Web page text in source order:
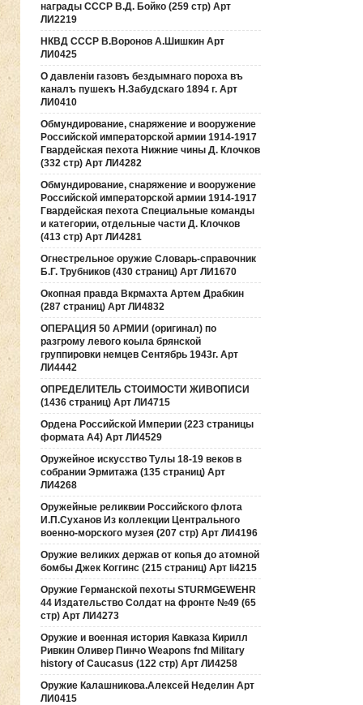
награды СССР В.Д. Бойко (259 стр) Арт
ЛИ2219
НКВД СССР В.Воронов А.Шишкин Арт
ЛИ0425
О давленiи газовъ бездымнаго пороха въ
каналъ пушекъ Н.Забудскаго 1894 г. Арт
ЛИ0410
Обмундирование, снаряжение и вооружение
Российской императорской армии 1914-1917
Гвардейская пехота Нижние чины Д. Клочков
(332 стр) Арт ЛИ4282
Обмундирование, снаряжение и вооружение
Российской императорской армии 1914-1917
Гвардейская пехота Специальные команды
и категории, отдельные части Д. Клочков
(413 стр) Арт ЛИ4281
Огнестрельное оружие Словарь-справочник
Б.Г. Трубников (430 страниц) Арт ЛИ1670
Окопная правда Вкрмахта Артем Драбкин
(287 страниц) Арт ЛИ4832
ОПЕРАЦИЯ 50 АРМИИ (оригинал) по
разгрому левого коыла брянской
группировки немцев Сентябрь 1943г. Арт
ЛИ4442
ОПРЕДЕЛИТЕЛЬ СТОИМОСТИ ЖИВОПИСИ
(1436 страниц) Арт ЛИ4715
Ордена Российской Империи (223 страницы
формата А4) Арт ЛИ4529
Оружейное искусство Тулы 18-19 веков в
собрании Эрмитажа (135 страниц) Арт
ЛИ4268
Оружейные реликвии Российского флота
И.П.Суханов Из коллекции Центрального
военно-морского музея (207 стр) Арт ЛИ4196
Оружие великих держав от копья до атомной
бомбы Джек Коггинс (215 страниц) Арт li4215
Оружие Германской пехоты STURMGEWEHR
44 Издательство Солдат на фронте №49 (65
стр) Арт ЛИ4273
Оружие и военная история Кавказа Кирилл
Ривкин Оливер Пинчо Weapons fnd Military
history of Caucasus (122 стр) Арт ЛИ4258
Оружие Калашникова.Алексей Неделин Арт
ЛИ0415